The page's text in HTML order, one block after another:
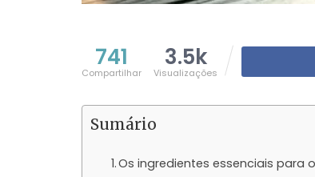
741
Compartilhar
3.5k
Visualizações
Sumário
Os ingredientes essenciais para